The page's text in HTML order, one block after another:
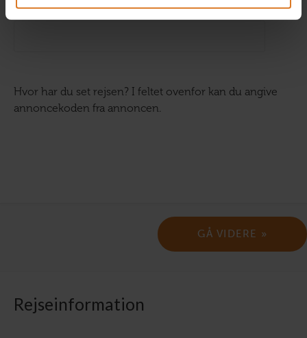
Annoncekode
Hvor har du set rejsen? I feltet ovenfor kan du angive
annoncekoden fra annoncen.
Rejseinformation